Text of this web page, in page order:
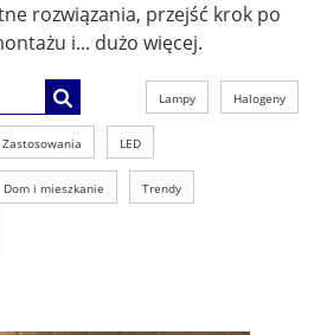
rozwiązania, przejść krok po
i... dużo więcej.
Lampy Halogeny
Zastosowania LED
Dom i mieszkanie Trendy